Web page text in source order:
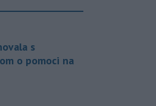
s
o pomoci na